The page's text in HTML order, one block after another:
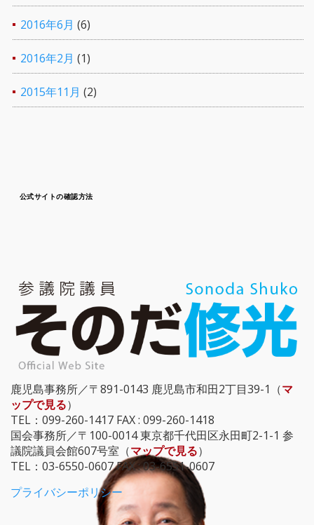
2016年6月 (6)
2016年2月 (1)
2015年11月 (2)
公式サイトの確認方法
鹿児島事務所／〒891-0143 鹿児島市和田2丁目39-1（マ
ップで見る）
TEL：099-260-1417 FAX : 099-260-1418
国会事務所／〒100-0014 東京都千代田区永田町2-1-1 参
議院議員会館607号室（マップで見る）
TEL：03-6550-0607 FAX : 03-6551-0607
プライバシーポリシー